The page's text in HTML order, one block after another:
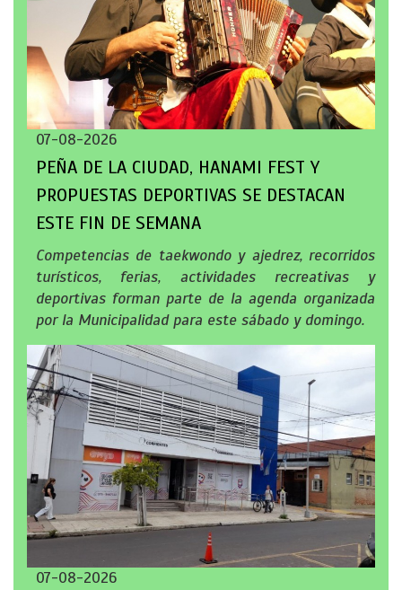
07-08-2026
PEÑA DE LA CIUDAD, HANAMI FEST Y
PROPUESTAS DEPORTIVAS SE DESTACAN
ESTE FIN DE SEMANA
Competencias de taekwondo y ajedrez, recorridos
turísticos, ferias, actividades recreativas y
deportivas forman parte de la agenda organizada
por la Municipalidad para este sábado y domingo.
07-08-2026